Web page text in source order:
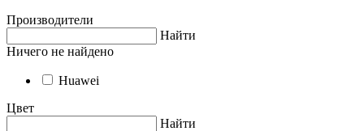
Производители
Найти
Ничего не найдено
Huawei
Цвет
Найти